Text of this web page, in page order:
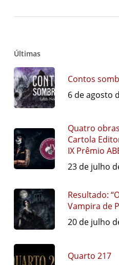
Últimas
Contos
6 de agosto
Quatro
Cartola
IX Prêmio
23 de julho
Resultado:
Vampira de
20 de julho
Quarto 217